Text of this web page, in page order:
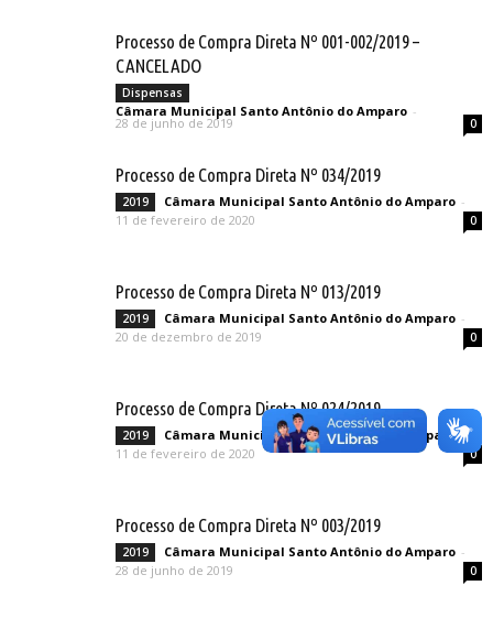
Processo de Compra Direta Nº 001-002/2019 –
CANCELADO
Dispensas
Câmara Municipal Santo Antônio do Amparo -
28 de junho de 2019 0
Processo de Compra Direta Nº 034/2019
2019 Câmara Municipal Santo Antônio do Amparo -
11 de fevereiro de 2020
0
Processo de Compra Direta Nº 013/2019
2019 Câmara Municipal Santo Antônio do Amparo -
20 de dezembro de 2019
0
Processo de Compra Direta Nº 024/2019
2019 Câmara Municipal Santo Antônio do Amparo -
11 de fevereiro de 2020
0
Processo de Compra Direta Nº 003/2019
2019 Câmara Municipal Santo Antônio do Amparo -
28 de junho de 2019
0